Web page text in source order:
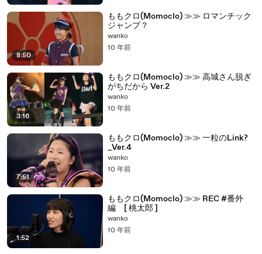
8:50
ももクロ(Momoclo) ≫≫ ロマンチック
ジャンプ？
wanko
10 年前
3:16
ももクロ(Momoclo) ≫≫ 高城さん脱ぎ
がちだから Ver.2
wanko
10 年前
7:51
ももクロ(Momoclo) ≫≫ 一粒のLink?
_Ver.4
wanko
10 年前
1:52
ももクロ(Momoclo) ≫≫ REC #番外
編 [ 桃太郎 ]
wanko
10 年前